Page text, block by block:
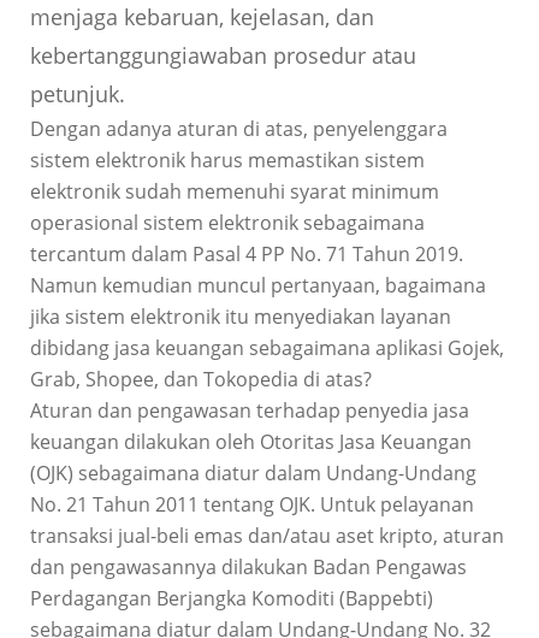
menjaga kebaruan, kejelasan, dan
kebertanggungiawaban prosedur atau
petunjuk.
Dengan adanya aturan di atas, penyelenggara
sistem elektronik harus memastikan sistem
elektronik sudah memenuhi syarat minimum
operasional sistem elektronik sebagaimana
tercantum dalam Pasal 4 PP No. 71 Tahun 2019.
Namun kemudian muncul pertanyaan, bagaimana
jika sistem elektronik itu menyediakan layanan
dibidang jasa keuangan sebagaimana aplikasi Gojek,
Grab, Shopee, dan Tokopedia di atas?
Aturan dan pengawasan terhadap penyedia jasa
keuangan dilakukan oleh Otoritas Jasa Keuangan
(OJK) sebagaimana diatur dalam Undang-Undang
No. 21 Tahun 2011 tentang OJK. Untuk pelayanan
transaksi jual-beli emas dan/atau aset kripto, aturan
dan pengawasannya dilakukan Badan Pengawas
Perdagangan Berjangka Komoditi (Bappebti)
sebagaimana diatur dalam Undang-Undang No. 32